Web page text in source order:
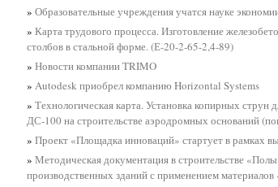
» Образовательные учреждения учатся науке
» Карта трудового процесса. Изготовление
столбов в стальной форме. (Е-20-2-65-2,4-89)
» Новости компании TRIMO
» Autodesk приобрел компанию Horizontal Systems
» Технологическая карта. Установка копирных струн
ДС-100 на строительстве аэродромных оснований
» Проект «Площадка инноваций» стартует в рамках
» Методическая документация в строительстве
производственных зданий с применением материалов